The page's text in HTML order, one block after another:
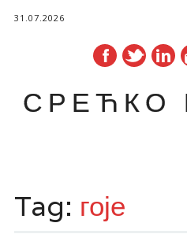
31.07.2026
СРЕЋКО
content
Tag: гоје